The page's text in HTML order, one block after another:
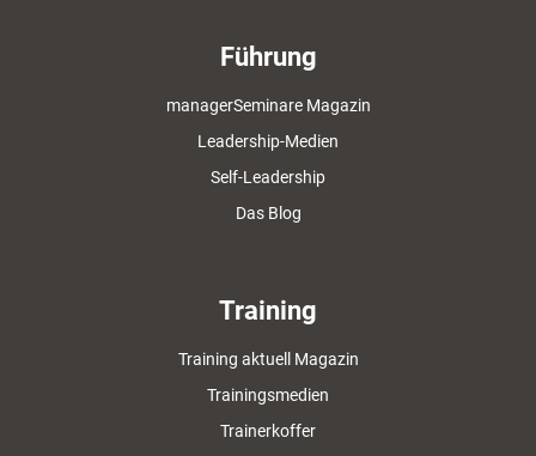
Führung
managerSeminare Magazin
Leadership-Medien
Self-Leadership
Das Blog
Training
Training aktuell Magazin
Trainingsmedien
Trainerkoffer